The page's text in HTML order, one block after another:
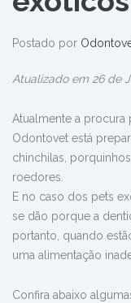
Postado por
Atualizado em 26 de
Atualmente a
Odontovet está
chinchilas,
roedores.
E no caso dos pets
se dão porque a
portanto, quando
uma alimentação
Confira abaixo